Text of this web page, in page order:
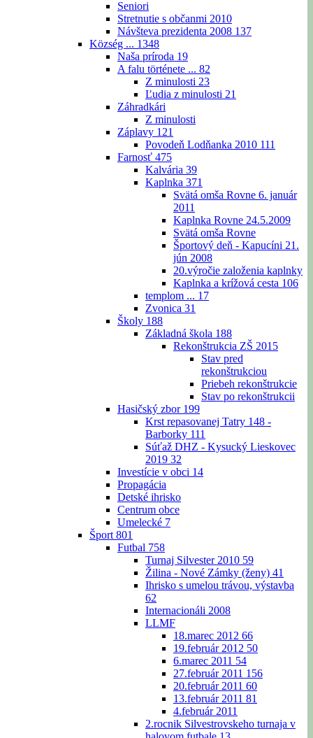
Seniori
Stretnutie s občanmi 2010
Návšteva prezidenta 2008 137
Község ... 1348
Naša príroda 19
A falu története ... 82
Z minulosti 23
Ľudia z minulosti 21
Záhradkári
Z minulosti
Záplavy 121
Povodeň Lodňanka 2010 111
Farnosť 475
Kalvária 39
Kaplnka 371
Svätá omša Rovne 6. január
2011
Kaplnka Rovne 24.5.2009
Svätá omša Rovne
Športový deň - Kapucíni 21.
jún 2008
20.výročie založenia kaplnky
Kaplnka a krížová cesta 106
templom ... 17
Zvonica 31
Školy 188
Základná škola 188
Rekonštrukcia ZŠ 2015
Stav pred
rekonštrukciou
Priebeh rekonštrukcie
Stav po rekonštrukcii
Hasičský zbor 199
Krst repasovanej Tatry 148 -
Barborky 111
Súťaž DHZ - Kysucký Lieskovec
2019 32
Investície v obci 14
Propagácia
Detské ihrisko
Centrum obce
Umelecké 7
Šport 801
Futbal 758
Turnaj Silvester 2010 59
Žilina - Nové Zámky (ženy) 41
Ihrisko s umelou trávou, výstavba
62
Internacionáli 2008
LLMF
18.marec 2012 66
19.február 2012 50
6.marec 2011 54
27.február 2011 156
20.február 2011 60
13.február 2011 81
4.február 2011
2.rocnik Silvestrovskeho turnaja v